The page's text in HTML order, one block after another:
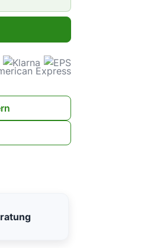
oder benutze die Schaltflächen